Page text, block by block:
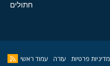
חתולים
מדיניות פרטיות עזרה עמוד ראשי